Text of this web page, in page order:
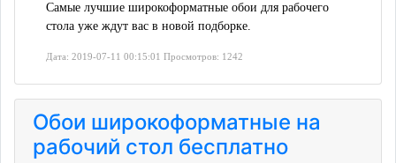
Самые лучшие широкоформатные обои для рабочего
стола уже ждут вас в новой подборке.
Дата: 2019-07-11 00:15:01 Просмотров: 1242
Обои широкоформатные на
рабочий стол бесплатно